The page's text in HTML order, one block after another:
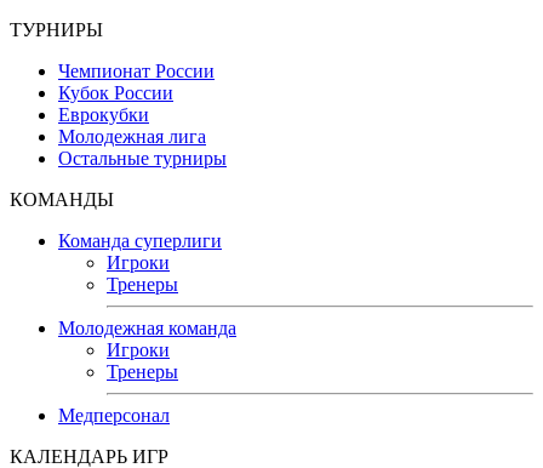
ТУРНИРЫ
Чемпионат России
Кубок России
Еврокубки
Молодежная лига
Остальные турниры
КОМАНДЫ
Команда суперлиги
Игроки
Тренеры
Молодежная команда
Игроки
Тренеры
Медперсонал
КАЛЕНДАРЬ ИГР